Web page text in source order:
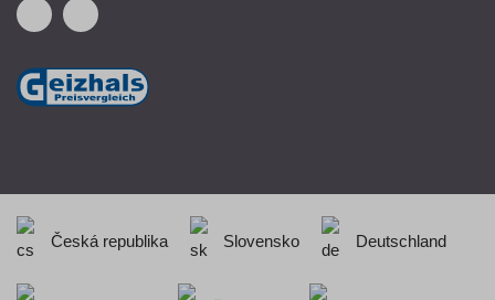
Česká republika Slovensko Deutschland